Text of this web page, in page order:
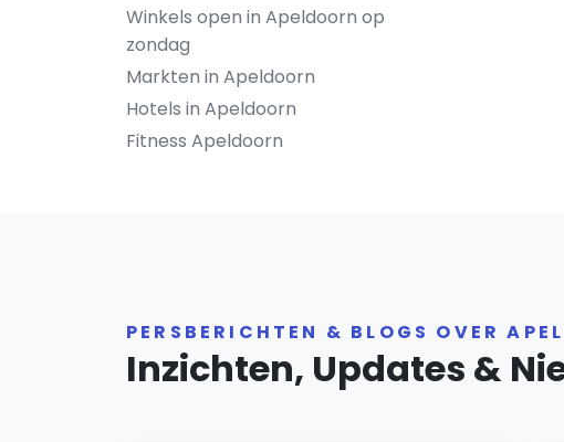
Winkels open in Apeldoorn op
zondag
Markten in Apeldoorn
Hotels in Apeldoorn
Fitness Apeldoorn
PERSBERICHTEN & BLOGS OVER
Inzichten, Updates &